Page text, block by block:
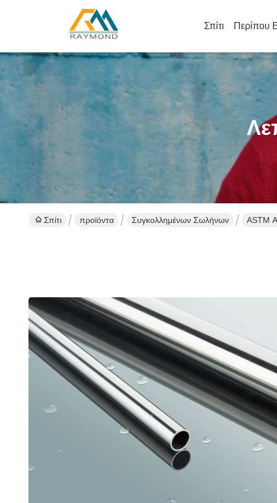
Σπίτι Περίπου
Σπίτι προϊόντα Συγκολλημένων Σωλήνων ASTM